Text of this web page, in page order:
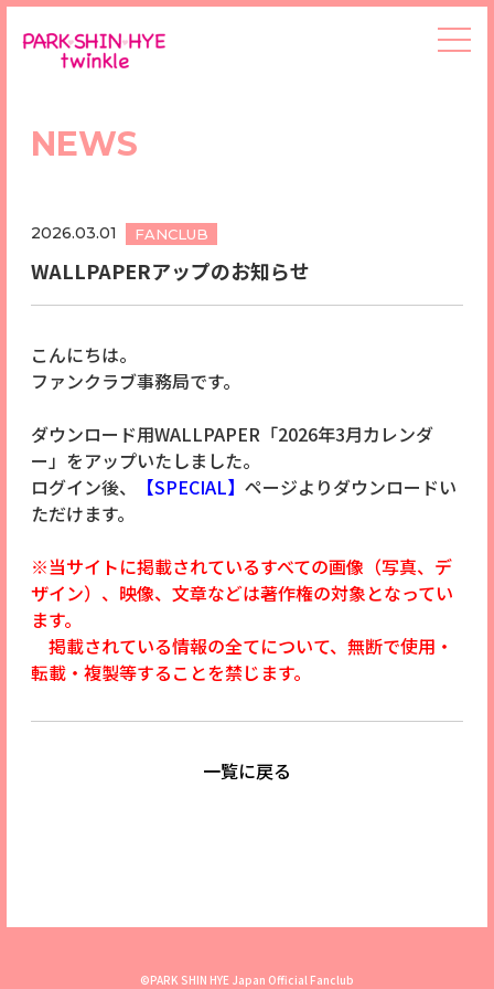
NEWS
2026.03.01 FANCLUB
WALLPAPERアップのお知らせ
こんにちは。
ファンクラブ事務局です。
ダウンロード用WALLPAPER「2026年3月カレンダ
ー」をアップいたしました。
ログイン後、
【SPECIAL】 ページよりダウンロードい
ただけます。
※当サイトに掲載されているすべての画像（写真、デ
ザイン）、映像、文章などは著作権の対象となってい
ます。
掲載されている情報の全てについて、無断で使用・
転載・複製等することを禁じます。
一覧に戻る
©PARK SHIN HYE Japan Official Fanclub